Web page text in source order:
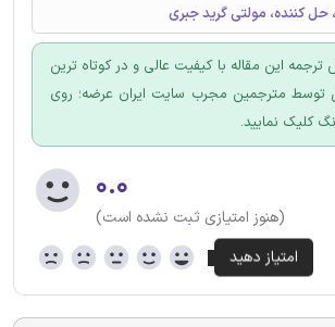
حل کننده، مولتی گرید جبری
ترجمه این مقاله با کیفیت عالی و در کوتاه ترین
توسط مترجمین مجرب سایت ایران عرضه؛ روی
کلیک نمایید.
۰.۰
(هنوز امتیازی ثبت نشده است)